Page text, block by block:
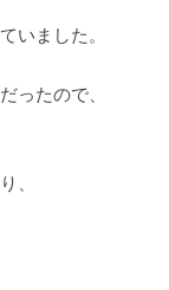
いました。
ったので、
、